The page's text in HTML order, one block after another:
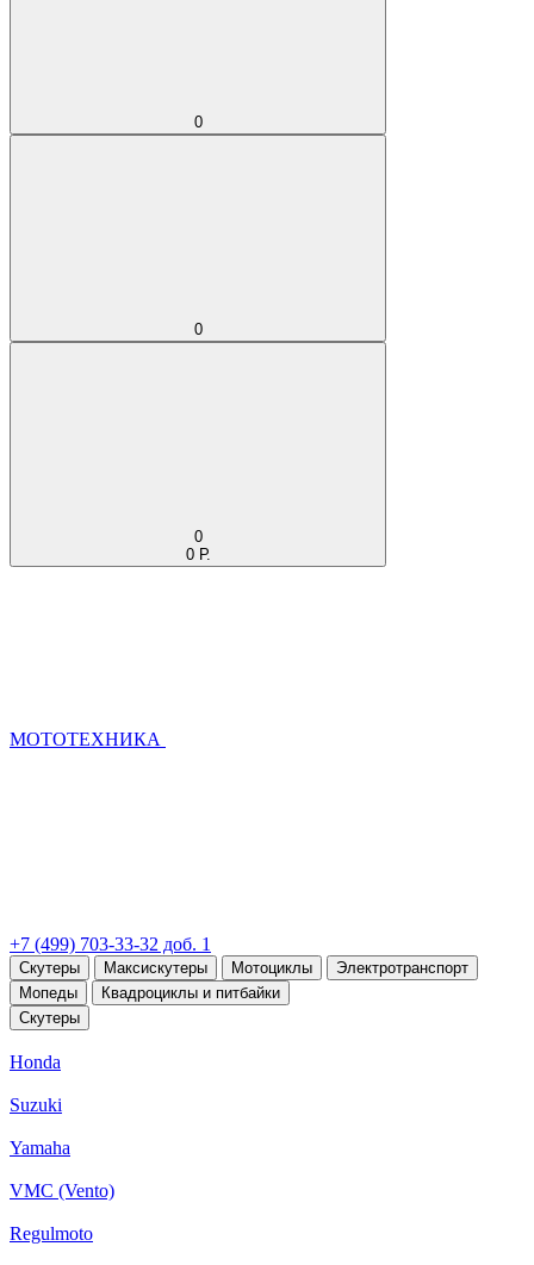
0
0
0
0 Р.
МОТОТЕХНИКА
+7 (499) 703-33-32 доб. 1
Скутеры Максискутеры Мотоциклы
Электротранспорт
Мопеды
Квадроциклы и питбайки
Скутеры
Honda
Suzuki
Yamaha
VMC (Vento)
Regulmoto